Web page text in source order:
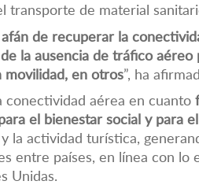
transporte de material
de recuperar la
la ausencia de tráfico
movilidad, en otros”, ha
conectividad aérea en cuanto
el bienestar social y para
la actividad turística,
entre países, en línea con lo
Unidas.